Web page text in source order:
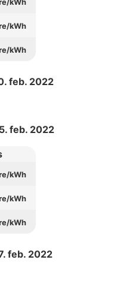
kWh
kWh
kWh
feb. 2022
feb. 2022
kWh
kWh
kWh
feb. 2022